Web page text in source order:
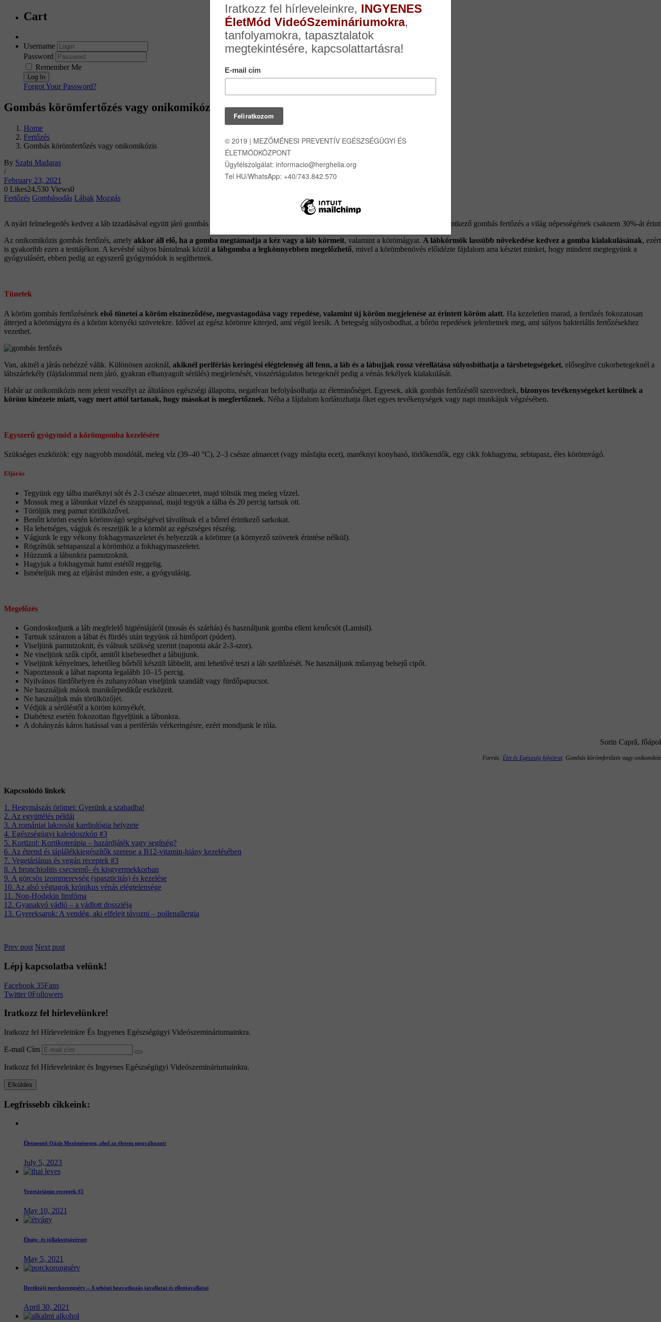
Cart
Username
Password
Remember Me
Forgot Your Password?
Gombás körömfertőzés vagy onikomikózis
Home
Fertőzés
Gombás körömfertőzés vagy onikomikózis
By Szabi Madaras
/
February 23, 2021
0 Likes24,530 Views0
Fertőzés Gombásodás Lábak Mozgás
A nyári felmelegedés kedvez a láb izzadásával együtt járó gombás fertőzések kialakulásának. A lábujjak körmein, főleg a hüvelykujj körmén jelentkező gombás fertőzés a világ népességének csaknem 30%-át
Az onikomikózis gombás fertőzés, amely akkor áll elő, ha a gomba megtámadja a kéz vagy a láb körmeit, valamint a körömágyat. A lábkörmök lassúbb növekedése kedvez a gomba kialakulásának, ezért
is gyakoribb ezen a testtájékon. A kevésbé súlyos bántalmak közül a lábgomba a legkönnyebben megelőzhető, mivel a körömbenövés előidézte fájdalom arra késztet minket, hogy mindent megtegyünk a
gyógyulásért, ebben pedig az egyszerű gyógymódok is segíthetnek.
Tünetek
A köröm gombás fertőzésének első tünetei a köröm elszíneződése, megvastagodása vagy repedése, valamint új köröm megjelenése az érintett köröm alatt. Ha kezeletlen marad, a fertőzés fokozatosan
átterjed a körömágyra és a köröm környéki szövetekre. Idővel az egész körömre kiterjed, ami végül leesik. A betegség súlyosbodhat, a bőrön repedések jelenhetnek meg, ami súlyos bakteriális fertőzésekhez
vezethet.
Van, akinél a járás nehézzé válik. Különösen azoknál, akiknél perifériás keringési elégtelenség áll fenn, a láb és a lábujjak rossz vérellátása súlyosbíthatja a társbetegségeket, elősegítve cukorbetegeknél a
lábszárfekély (fájdalommal nem járó, gyakran elhanyagolt sérülés) megjelenését, visszértágulatos betegeknél pedig a vénás fekélyek kialakulását.
Habár az onikomikózis nem jelent veszélyt az általános egészségi állapotra, negatívan befolyásolhatja az életminőséget. Egyesek, akik gombás fertőzéstől szenvednek, bizonyos tevékenységeket kerülnek a
köröm kinézete miatt, vagy mert attól tartanak, hogy másokat is megfertőznek. Néha a fájdalom korlátozhatja őket egyes tevékenységek vagy napi munkájuk végzésében.
Egyszerű gyógymód a körömgomba kezelésére
Szükséges eszközök: egy nagyobb mosdótál, meleg víz (39–40 °C), 2–3 csésze almaecet (vagy másfajta ecet), maréknyi konyhasó, törlőkendők, egy cikk fokhagyma, sebtapasz, éles körömvágó.
Eljárás
Tegyünk egy tálba maréknyi sót és 2-3 csésze almaecetet, majd töltsük meg meleg vízzel.
Mossuk meg a lábunkat vízzel és szappannal, majd tegyük a tálba és 20 percig tartsuk ott.
Töröljük meg pamut törülközővel.
Benőtt köröm esetén körömvágó segítségével távolítsuk el a bőrrel érintkező sarkokat.
Ha lehetséges, vágjuk és reszeljük le a körmöt az egészséges részéig.
Vágjunk le egy vékony fokhagymaszeletet és helyezzük a körömre (a környező szövetek érintése nélkül).
Rögzítsük sebtapasszal a körömhöz a fokhagymaszeletet.
Húzzunk a lábunkra pamutzoknit.
Hagyjuk a fokhagymát hatni estétől reggelig.
Ismételjük meg az eljárást minden este, a gyógyulásig.
Megelőzés
Gondoskodjunk a láb megfelelő higiéniájáról (mosás és szárítás) és használjunk gomba elleni kenőcsöt (Lamisil).
Tartsuk szárazon a lábat és fürdés után tegyünk rá hintőport (púdert).
Viseljünk pamutzoknit, és váltsuk szükség szerint (naponta akár 2-3-szor).
Ne viseljünk szűk cipőt, amitől kisebesedhet a lábujjunk.
Viseljünk kényelmes, lehetőleg bőrből készült lábbelit, ami lehetővé teszi a láb szellőzését. Ne használjunk műanyag belsejű cipőt.
Napoztassuk a lábat naponta legalább 10–15 percig.
Nyilvános fürdőhelyen és zuhanyzóban viseljünk szandált vagy fürdőpapucsot.
Ne használjuk mások manikűrpedikűr eszközeit.
Ne használjuk más törülközőjét.
Védjük a sérüléstől a köröm környékét.
Diabétesz esetén fokozottan figyeljünk a lábunkra.
A dohányzás káros hatással van a perifériás vérkeringésre, ezért mondjunk le róla.
Sorin Capră,
Forrás: Élet és Egészség folyóirat: Gombás körömfertőzés vagy
Kapcsolódó linkek
1. Hegymászás örömei: Gyerünk a szabadba!
2. Az együttélés példái
3. A romániai lakosság kardiológia helyzete
4. Egészségügyi kaleidoszkóp #3
5. Kortizol: Kortikoterápia – hazárdjáték vagy segítség?
6. Az étrend és táplálékkiegészítők szerepe a B12-vitamin-hiány kezelésében
7. Vegetáriánus és vegán receptek #3
8. A bronchiolitis csecsemő- és kisgyermekkorban
9. A görcsös izommerevség (spaszticitás) és kezelése
10. Az alsó végtagok krónikus vénás elégtelensége
11. Non-Hodgkin limfóma
12. Gyanakvó vádló – a vádlott dossziéja
13. Gyereksarok: A vendég, aki elfelejt távozni – pollenallergia
Prev post Next post
Lépj kapcsolatba velünk!
Facebook 35Fans
Twitter 0Followers
Iratkozz fel hírlevelünkre!
Iratkozz fel Hírleveleinkre És Ingyenes Egészségügyi Videószemináriumainkra.
E-mail Cím
Iratkozz fel Hírleveleinkre és Ingyenes Egészségügyi Videószemináriumainkra.
Legfrissebb cikkeink:
Életmentő Oázis Mezőménesen, ahol az életem megváltozott
July 5, 2023
Vegetáriánus receptek #5
May 10, 2021
Éhség- és jóllakottságérzet
May 5, 2021
Deréktáji porckorongsérv – A sebészi beavatkozás javallatai és ellenjavallatai
April 30, 2021